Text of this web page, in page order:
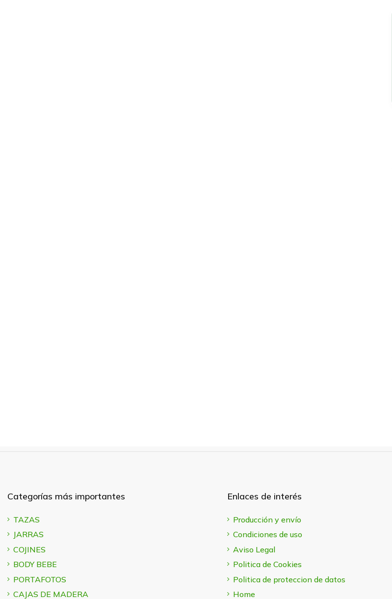
Categorías más importantes
TAZAS
JARRAS
COJINES
BODY BEBE
PORTAFOTOS
CAJAS DE MADERA
Enlaces de interés
Producción y envío
Condiciones de uso
Aviso Legal
Politica de Cookies
Politica de proteccion de datos
Home